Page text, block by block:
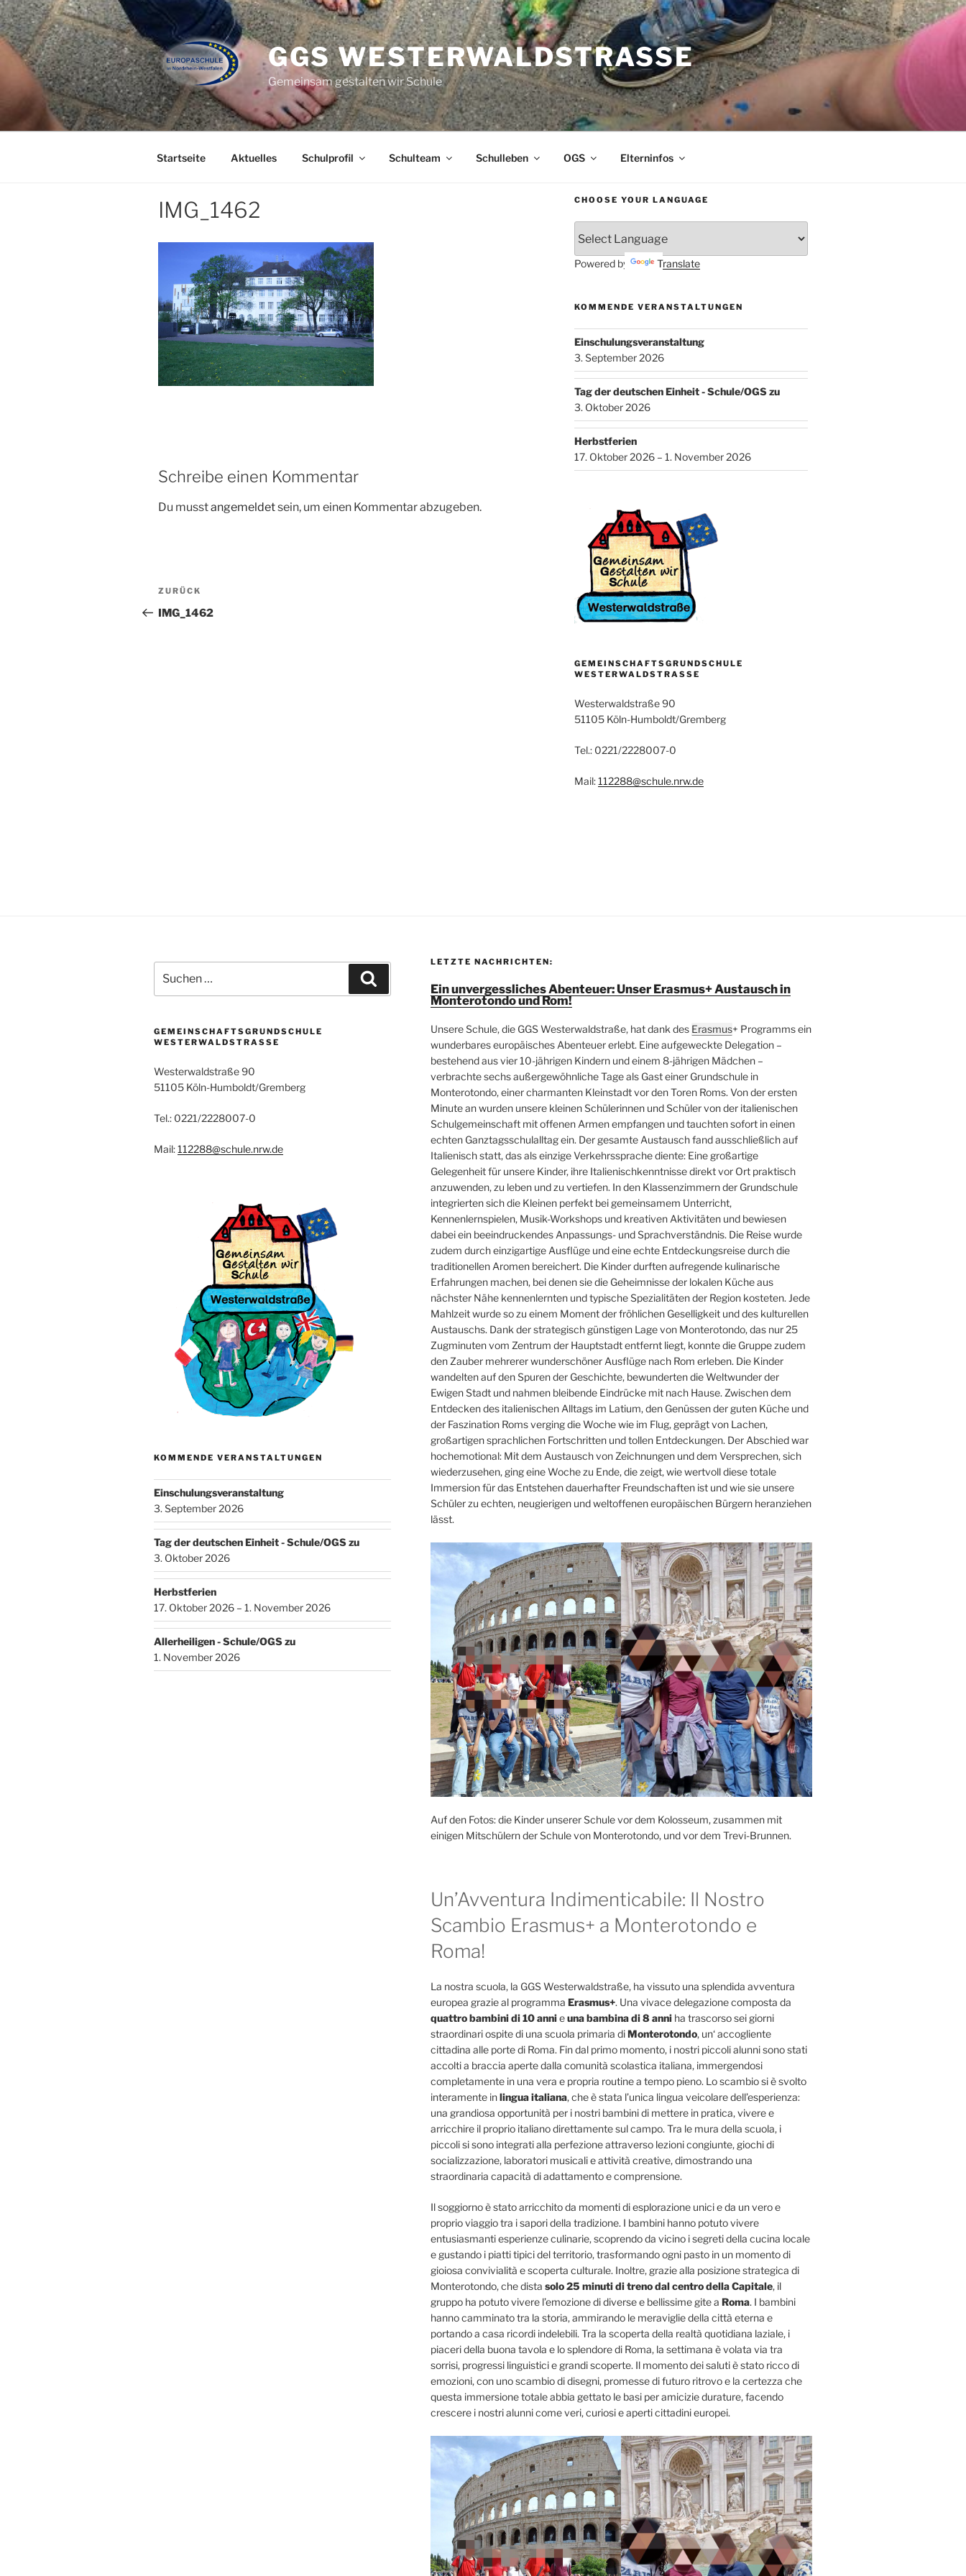
Zum
Inhalt
springen
GGS WESTERWALDSTRASSE
Gemeinsam gestalten wir Schule
Startseite Aktuelles Schulprofil Schulteam Schulleben OGS Elterninfos
IMG_1462
Schreibe einen Kommentar
Du musstangemeldetsein, um einen Kommentar abzugeben.
Beitragsnavigation
Vorheriger
Beitrag
ZURÜCK
IMG_1462
CHOOSE YOUR LANGUAGE
Powered by Translate
KOMMENDE VERANSTALTUNGEN
Einschulungsveranstaltung
3. September 2026
Tag der deutschen Einheit - Schule/OGS zu
3. Oktober 2026
Herbstferien
17. Oktober 2026 – 1. November 2026
GEMEINSCHAFTSGRUNDSCHULE
WESTERWALDSTRASSE
Westerwaldstraße 90
51105 Köln-Humboldt/Gremberg
Tel.: 0221/2228007-0
Mail:112288@schule.nrw.de
nach:
GEMEINSCHAFTSGRUNDSCHULE
WESTERWALDSTRASSE
Westerwaldstraße 90
51105 Köln-Humboldt/Gremberg
Tel.: 0221/2228007-0
Mail:112288@schule.nrw.de
KOMMENDE VERANSTALTUNGEN
Einschulungsveranstaltung
3. September 2026
Tag der deutschen Einheit - Schule/OGS zu
3. Oktober 2026
Herbstferien
17. Oktober 2026 – 1. November 2026
Allerheiligen - Schule/OGS zu
1. November 2026
LETZTE NACHRICHTEN:
Ein unvergessliches Abenteuer: Unser Erasmus+ Austausch in
Monterotondo und Rom!
Unsere Schule, die GGS Westerwaldstraße, hat dank des Erasmus+ Programms ein
wunderbares europäisches Abenteuer erlebt. Eine aufgeweckte Delegation –
bestehend aus vier 10-jährigen Kindern und einem 8-jährigen Mädchen –
verbrachte sechs außergewöhnliche Tage als Gast einer Grundschule in
Monterotondo, einer charmanten Kleinstadt vor den Toren Roms. Von der ersten
Minute an wurden unsere kleinen Schülerinnen und Schüler von der italienischen
Schulgemeinschaft mit offenen Armen empfangen und tauchten sofort in einen
echten Ganztagsschulalltag ein. Der gesamte Austausch fand ausschließlich auf
Italienisch statt, das als einzige Verkehrssprache diente: Eine großartige
Gelegenheit für unsere Kinder, ihre Italienischkenntnisse direkt vor Ort praktisch
anzuwenden, zu leben und zu vertiefen. In den Klassenzimmern der Grundschule
integrierten sich die Kleinen perfekt bei gemeinsamem Unterricht,
Kennenlernspielen, Musik-Workshops und kreativen Aktivitäten und bewiesen
dabei ein beeindruckendes Anpassungs- und Sprachverständnis. Die Reise wurde
zudem durch einzigartige Ausflüge und eine echte Entdeckungsreise durch die
traditionellen Aromen bereichert. Die Kinder durften aufregende kulinarische
Erfahrungen machen, bei denen sie die Geheimnisse der lokalen Küche aus
nächster Nähe kennenlernten und typische Spezialitäten der Region kosteten. Jede
Mahlzeit wurde so zu einem Moment der fröhlichen Geselligkeit und des kulturellen
Austauschs. Dank der strategisch günstigen Lage von Monterotondo, das nur 25
Zugminuten vom Zentrum der Hauptstadt entfernt liegt, konnte die Gruppe zudem
den Zauber mehrerer wunderschöner Ausflüge nach Rom erleben. Die Kinder
wandelten auf den Spuren der Geschichte, bewunderten die Weltwunder der
Ewigen Stadt und nahmen bleibende Eindrücke mit nach Hause. Zwischen dem
Entdecken des italienischen Alltags im Latium, den Genüssen der guten Küche und
der Faszination Roms verging die Woche wie im Flug, geprägt von Lachen,
großartigen sprachlichen Fortschritten und tollen Entdeckungen. Der Abschied war
hochemotional: Mit dem Austausch von Zeichnungen und dem Versprechen, sich
wiederzusehen, ging eine Woche zu Ende, die zeigt, wie wertvoll diese totale
Immersion für das Entstehen dauerhafter Freundschaften ist und wie sie unsere
Schüler zu echten, neugierigen und weltoffenen europäischen Bürgern heranziehen
lässt.
Auf den Fotos: die Kinder unserer Schule vor dem Kolosseum, zusammen mit
einigen Mitschülern der Schule von Monterotondo, und vor dem Trevi-Brunnen.
Un’Avventura Indimenticabile: Il Nostro
Scambio Erasmus+ a Monterotondo e
Roma!
La nostra scuola, la GGS Westerwaldstraße, ha vissuto una splendida avventura
europea grazie al programma Erasmus+. Una vivace delegazione composta da
quattro bambini di 10 annieuna bambina di 8 anniha trascorso sei giorni
straordinari ospite di una scuola primaria diMonterotondo, un‘ accogliente
cittadina alle porte di Roma. Fin dal primo momento, i nostri piccoli alunni sono stati
accolti a braccia aperte dalla comunità scolastica italiana, immergendosi
completamente in una vera e propria routine a tempo pieno. Lo scambio si è svolto
interamente inlingua italiana, che è stata l’unica lingua veicolare dell’esperienza:
una grandiosa opportunità per i nostri bambini di mettere in pratica, vivere e
arricchire il proprio italiano direttamente sul campo. Tra le mura della scuola, i
piccoli si sono integrati alla perfezione attraverso lezioni congiunte, giochi di
socializzazione, laboratori musicali e attività creative, dimostrando una
straordinaria capacità di adattamento e comprensione.
Il soggiorno è stato arricchito da momenti di esplorazione unici e da un vero e
proprio viaggio tra i sapori della tradizione. I bambini hanno potuto vivere
entusiasmanti esperienze culinarie, scoprendo da vicino i segreti della cucina locale
e gustando i piatti tipici del territorio, trasformando ogni pasto in un momento di
gioiosa convivialità e scoperta culturale. Inoltre, grazie alla posizione strategica di
Monterotondo, che dista solo 25 minuti di treno dal centro della Capitale, il
gruppo ha potuto vivere l’emozione di diverse e bellissime gite a Roma. I bambini
hanno camminato tra la storia, ammirando le meraviglie della città eterna e
portando a casa ricordi indelebili. Tra la scoperta della realtà quotidiana laziale, i
piaceri della buona tavola e lo splendore di Roma, la settimana è volata via tra
sorrisi, progressi linguistici e grandi scoperte. Il momento dei saluti è stato ricco di
emozioni, con uno scambio di disegni, promesse di futuro ritrovo e la certezza che
questa immersione totale abbia gettato le basi per amicizie durature, facendo
crescere i nostri alunni come veri, curiosi e aperti cittadini europei.